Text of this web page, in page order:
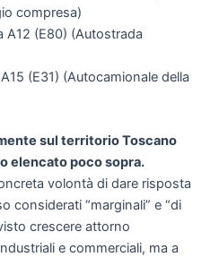
compresa)
A12 (E80) (Autostrada
(E31) (Autocamionale della
sul territorio Toscano
elencato poco sopra.
volontà di dare risposta
considerati “marginali” e “di
crescere attorno
e commerciali, ma a